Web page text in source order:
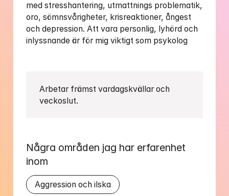
med stresshantering, utmattnings problematik,
oro, sömnsvårigheter, krisreaktioner, ångest
och depression. Att vara personlig, lyhörd och
inlyssnande är för mig viktigt som psykolog
Arbetar främst vardagskvällar och
veckoslut.
Några områden jag har erfarenhet
inom
Aggression och ilska